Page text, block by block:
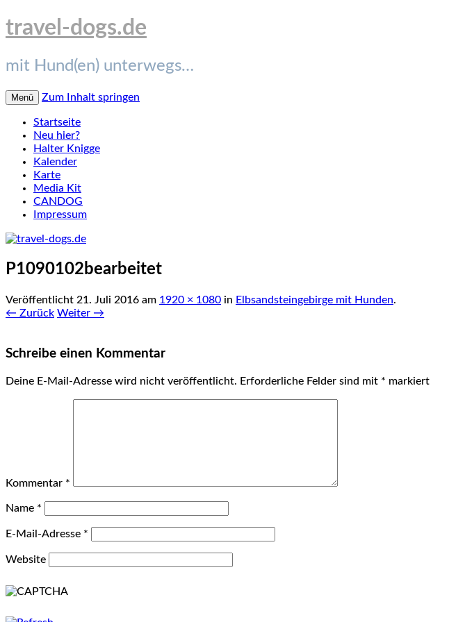
travel-dogs.de
mit Hund(en) unterwegs…
Menü Zum Inhalt springen
Startseite
Neu hier?
Halter Knigge
Kalender
Karte
Media Kit
CANDOG
Impressum
P1090102bearbeitet
Veröffentlicht 21. Juli 2016 am 1920 × 1080 in Elbsandsteingebirge mit Hunden.
← Zurück Weiter →
Schreibe einen Kommentar
Deine E-Mail-Adresse wird nicht veröffentlicht. Erforderliche Felder sind mit * markiert
Kommentar *
Name *
E-Mail-Adresse *
Website